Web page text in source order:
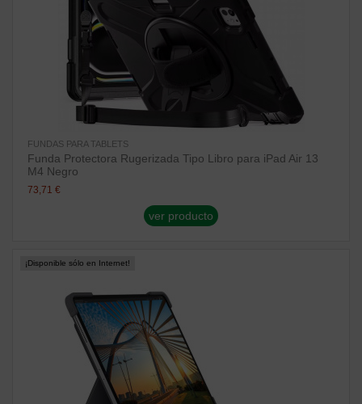
FUNDAS PARA TABLETS
Funda Protectora Rugerizada Tipo Libro para iPad Air 13
M4 Negro
73,71 €
ver producto
¡Disponible sólo en Internet!